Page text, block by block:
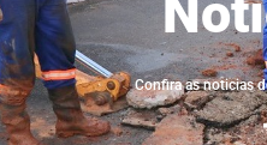
Confira as noticias